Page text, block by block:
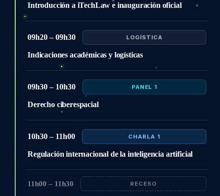
Introducción a iTechLaw e inauguración oficial
09h20 – 09h30 LOGÍSTICA
Indicaciones académicas y logísticas
09h30 – 10h30 PANEL 1
Derecho ciberespacial
10h30 – 11h00 CHARLA 1
Regulación internacional de la inteligencia artificial
11h00 – 11h30 RECESO